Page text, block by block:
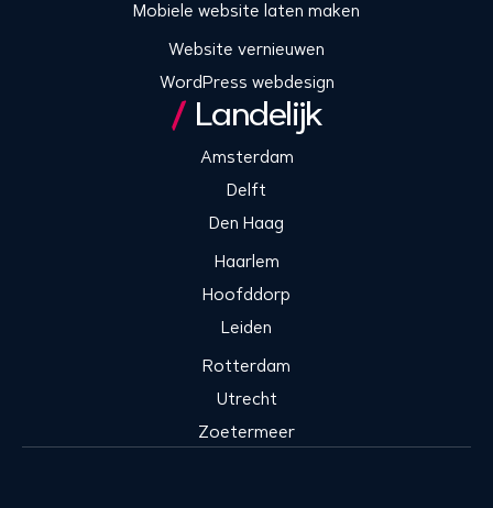
Mobiele website laten maken
Website vernieuwen
WordPress webdesign
Landelijk
Amsterdam
Delft
Den Haag
Haarlem
Hoofddorp
Leiden
Rotterdam
Utrecht
Zoetermeer